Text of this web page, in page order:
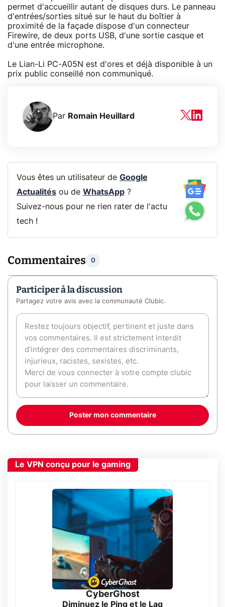
permet d'accueillir autant de disques durs. Le panneau
d'entrées/sorties situé sur le haut du boîtier à
proximité de la façade dispose d'un connecteur
Firewire, de deux ports USB, d'une sortie casque et
d'une entrée microphone.
Le Lian-Li PC-A05N est d'ores et déjà disponible à un
prix public conseillé non communiqué.
Par Romain Heuillard
Vous êtes un utilisateur de Google
Actualitésou de WhatsApp?
Suivez-nous pour ne rien rater de l'actu
tech !
Commentaires 0
Participer à la discussion
Partagez votre avis avec la communauté Clubic.
Poster mon commentaire
Le VPN conçu pour le gaming
CyberGhost
Diminuez le Ping et le Lag